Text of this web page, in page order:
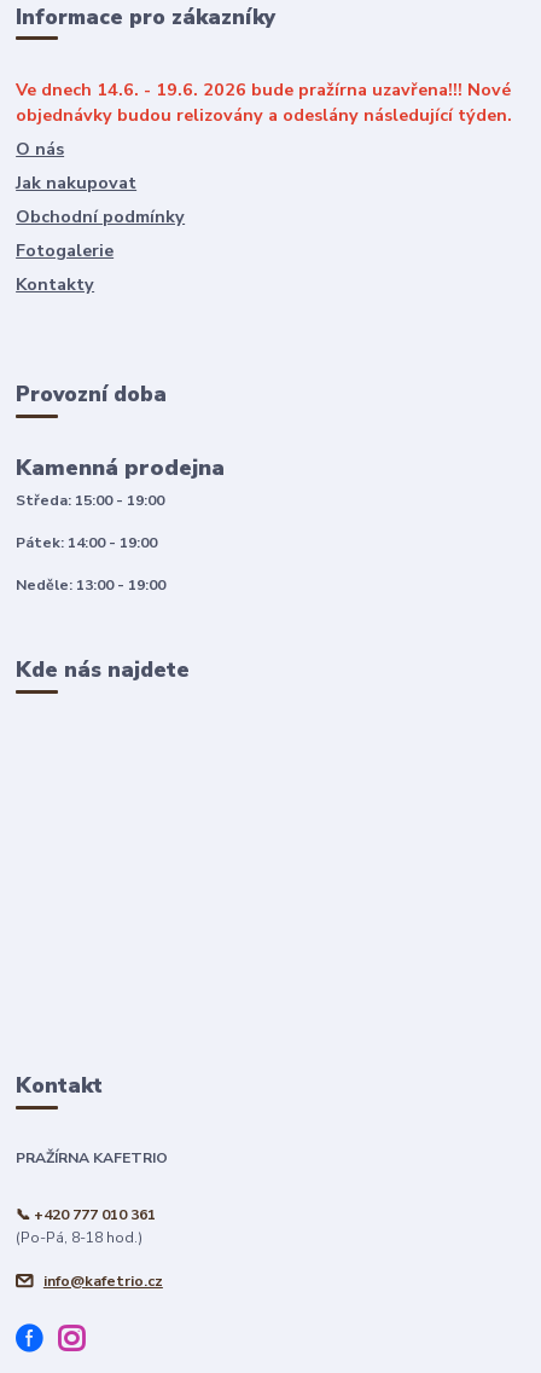
Informace pro zákazníky
Ve dnech 14.6. - 19.6. 2026 bude pražírna uzavřena!!! Nové
objednávky budou relizovány a odeslány následující týden.
O nás
Jak nakupovat
Obchodní podmínky
Fotogalerie
Kontakty
Provozní doba
Kamenná prodejna
Středa: 15:00 - 19:00
Pátek: 14:00 - 19:00
Neděle: 13:00 - 19:00
Kde nás najdete
Kontakt
PRAŽÍRNA KAFETRIO
📞 +420 777 010 361
(Po-Pá, 8-18 hod.)
info@kafetrio.cz